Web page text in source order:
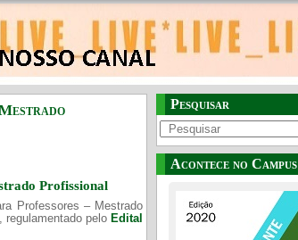
Profissional
Professores – Mestrado
regulamentado pelo Edital
Pesquisar
Acontece no Campus